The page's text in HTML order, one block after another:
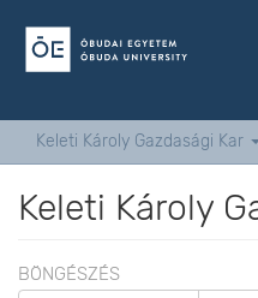
Keleti Károly Gazdasági Kar
Keleti Károly
BÖNGÉSZÉS